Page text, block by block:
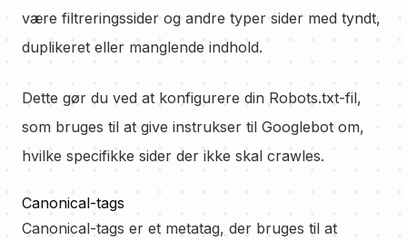
være filtreringssider og andre typer sider med tyndt,
duplikeret eller manglende indhold.
Dette gør du ved at konfigurere din Robots.txt-fil,
som bruges til at give instrukser til Googlebot om,
hvilke specifikke sider der ikke skal crawles.
Canonical-tags
Canonical-tags er et metatag, der bruges til at